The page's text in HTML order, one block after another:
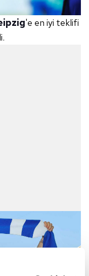
'e en iyi teklifi